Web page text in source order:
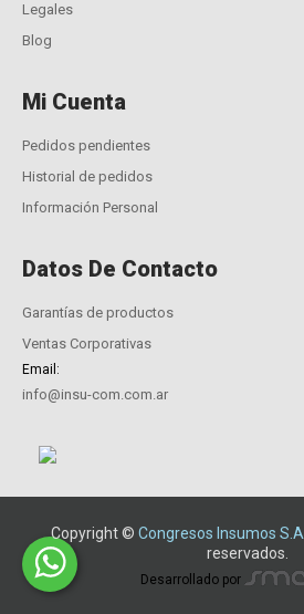
Legales
Blog
Mi Cuenta
Pedidos pendientes
Historial de pedidos
Información Personal
Datos De Contacto
Garantías de productos
Ventas Corporativas
Email:
info@insu-com.com.ar
Copyright © Congresos Insumos S.A.
reservados.
Desarrollado por